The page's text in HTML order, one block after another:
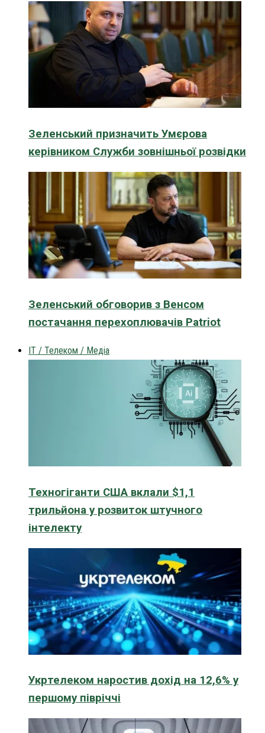
Зеленський призначить Умєрова
керівником Служби зовнішньої розвідки
Зеленський обговорив з Венсом
постачання перехоплювачів Patriot
IT / Телеком / Медіа
Техногіганти США вклали $1,1
трильйона у розвиток штучного
інтелекту
Укртелеком наростив дохід на 12,6% у
першому півріччі